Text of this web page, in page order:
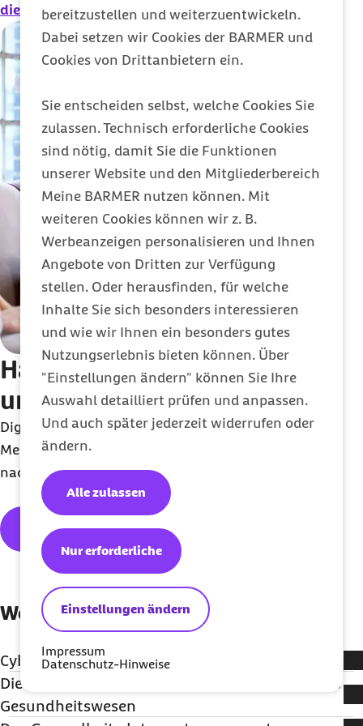
bereitzustellen und weiterzuentwickeln.
Dabei setzen wir Cookies der BARMER und
Cookies von Drittanbietern ein.
Sie entscheiden selbst, welche Cookies Sie
zulassen. Technisch erforderliche Cookies
sind nötig, damit Sie die Funktionen
unserer Website und den Mitgliederbereich
Meine BARMER nutzen können. Mit
weiteren Cookies können wir z. B.
Werbeanzeigen personalisieren und Ihnen
Angebote von Dritten zur Verfügung
stellen. Oder herausfinden, für welche
Inhalte Sie sich besonders interessieren
und wie wir Ihnen ein besonders gutes
Nutzungserlebnis bieten können. Über
"Einstellungen ändern" können Sie Ihre
Auswahl detailliert prüfen und anpassen.
Und auch später jederzeit widerrufen oder
ändern.
Einstellungen ändern
Nur erforderliche
Alle zulassen
Impressum
Datenschutz-Hinweise
die Webauftritte der Krankenkassen?
Handlungsfeld: Inklusion
und Teilhabe
Digitale Angebote müssen an den Bedürfnissen der
Menschen ausgerichtet sein sowie inklusiv und
nachhaltig.
Nächstes Thema
Weitere Beiträge zum CDR-Bericht:
Cybermobbing unter Jugendlichen
Viele Jugendliche sind Online-Übergriffen ausgesetzt.
Wie man Betroffene unterstützt
Die GesundheitsID: der digitale Zugang für das
Gesundheitswesen